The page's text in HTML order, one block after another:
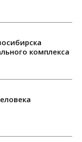
комплекса